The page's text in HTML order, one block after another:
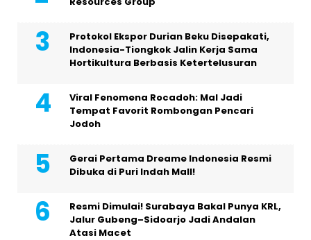
Protokol Ekspor Durian Beku Disepakati,
Indonesia-Tiongkok Jalin Kerja Sama
Hortikultura Berbasis Ketertelusuran
Viral Fenomena Rocadoh: Mal Jadi
Tempat Favorit Rombongan Pencari
Jodoh
Gerai Pertama Dreame Indonesia Resmi
Dibuka di Puri Indah Mall!
Resmi Dimulai! Surabaya Bakal Punya KRL,
Jalur Gubeng–Sidoarjo Jadi Andalan
Atasi Macet